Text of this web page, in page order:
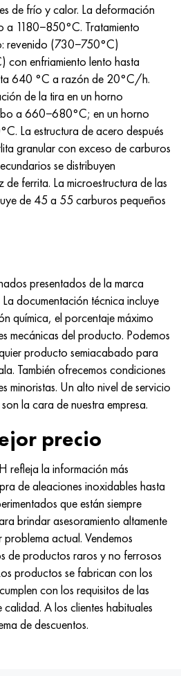
de frío y calor. La deformación
a 1180−850°C. Tratamiento
revenido (730−750°C)
enfriamiento lento hasta
640 °C a razón de 20°C/h.
de la tira en un horno
a 660−680°C; en un horno
La estructura de acero después
granular con exceso de carburos
se distribuyen
de ferrita. La microestructura de las
de 45 a 55 carburos pequeños
presentados de la marca
documentación técnica incluye
química, el porcentaje máximo
mecánicas del producto. Podemos
producto semiacabado para
También ofrecemos condiciones
minoristas. Un alto nivel de servicio
la cara de nuestra empresa.
precio
refleja la información más
de aleaciones inoxidables hasta
que están siempre
brindar asesoramiento altamente
actual. Vendemos
de productos raros y no ferrosos
productos se fabrican con los
con los requisitos de las
A los clientes habituales
de descuentos.